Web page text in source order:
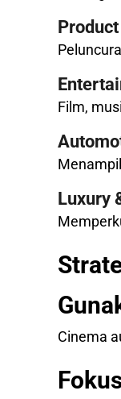
Film,
Luxury
Cinema